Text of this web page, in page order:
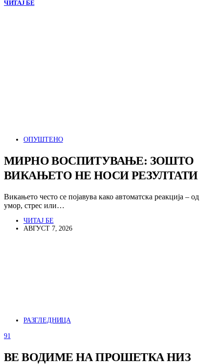
ЧИТАЈ БЕ
ОПУШТЕНО
МИРНО ВОСПИТУВАЊЕ: ЗОШТО
ВИКАЊЕТО НЕ НОСИ РЕЗУЛТАТИ
Викањето често се појавува како автоматска реакција – од
умор, стрес или…
ЧИТАЈ БЕ
АВГУСТ 7, 2026
РАЗГЛЕДНИЦА
91
ВЕ ВОДИМЕ НА ПРОШЕТКА НИЗ